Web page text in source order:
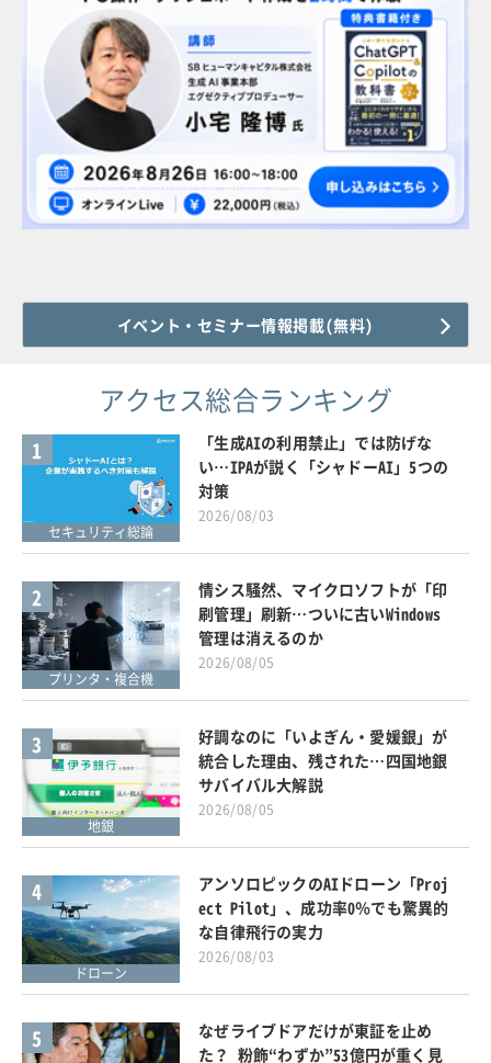
イベント・セミナー情報掲載(無料)
アクセス総合ランキング
1
セキュリティ総論
「生成AIの利用禁止」では防げな
い…IPAが説く「シャドーAI」5つの
対策
2026/08/03
2
プリンタ・複合機
情シス騒然、マイクロソフトが「印
刷管理」刷新…ついに古いWindows
管理は消えるのか
2026/08/05
3
地銀
好調なのに「いよぎん・愛媛銀」が
統合した理由、残された…四国地銀
サバイバル大解説
2026/08/05
4
ドローン
アンソロピックのAIドローン「Proj
ect Pilot」、成功率0％でも驚異的
な自律飛行の実力
2026/08/03
5
なぜライブドアだけが東証を止め
た？ 粉飾“わずか”53億円が重く見